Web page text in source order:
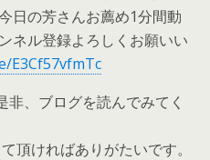
日の芳さんお薦め1分間動
ネル登録よろしくお願いい
E3Cf57vfmTc
、ブログを読んでみてく
頂ければありがたいです。